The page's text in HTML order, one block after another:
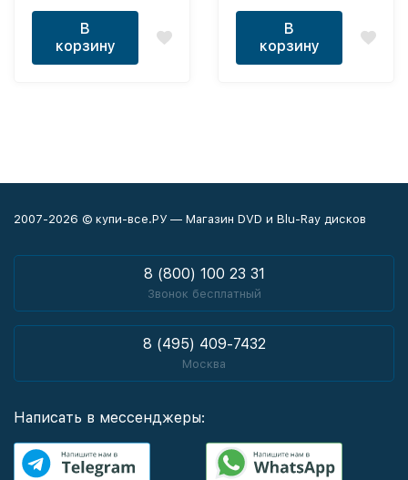
В
корзину
В
корзину
2007-2026 © купи-все.РУ — Магазин DVD и Blu-Ray дисков
8 (800) 100 23 31
Звонок бесплатный
8 (495) 409-7432
Москва
Написать в мессенджеры: